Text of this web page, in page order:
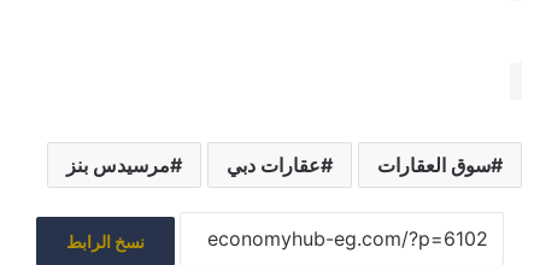
سوق العقارات عقارات دبي مرسيدس بنز
نسخ الرابط